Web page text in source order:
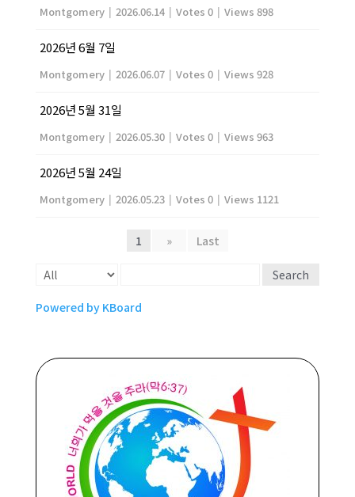
Montgomery | 2026.06.14 | Votes 0 | Views 898
2026년 6월 7일
Montgomery | 2026.06.07 | Votes 0 | Views 928
2026년 5월 31일
Montgomery | 2026.05.30 | Votes 0 | Views 963
2026년 5월 24일
Montgomery | 2026.05.23 | Votes 0 | Views 1121
1 » Last
Search
Powered by KBoard